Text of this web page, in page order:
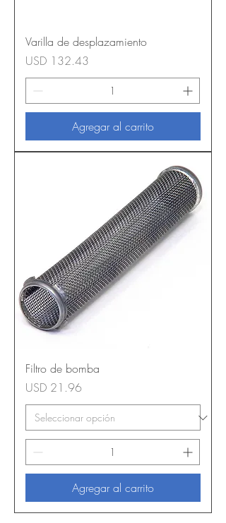
Varilla de desplazamiento
Precio
USD 132.43
Agregar al carrito
Filtro de bomba
Precio
USD 21.96
Agregar al carrito